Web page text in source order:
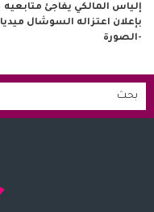
إلياس المالكي يفاجئ متابعيه
بإعلان اعتزاله السوشال ميديا
-الصورة